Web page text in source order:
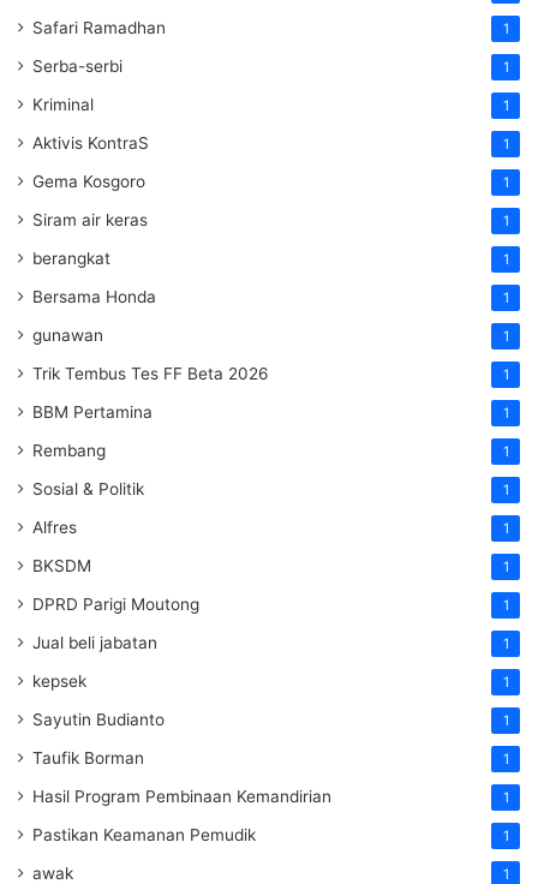
Safari Ramadhan 1
Serba-serbi 1
Kriminal 1
Aktivis KontraS 1
Gema Kosgoro 1
Siram air keras 1
berangkat 1
Bersama Honda 1
gunawan 1
Trik Tembus Tes FF Beta 2026 1
BBM Pertamina 1
Rembang 1
Sosial & Politik 1
Alfres 1
BKSDM 1
DPRD Parigi Moutong 1
Jual beli jabatan 1
kepsek 1
Sayutin Budianto 1
Taufik Borman 1
Hasil Program Pembinaan Kemandirian 1
Pastikan Keamanan Pemudik 1
awak 1